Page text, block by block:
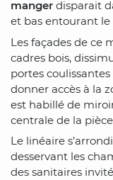
manger disparait
et bas entourant
Les façades de ce
cadres bois,
portes
donner accès à la
est habillé de
centrale de la
Le linéaire
desservant les
des sanitaires